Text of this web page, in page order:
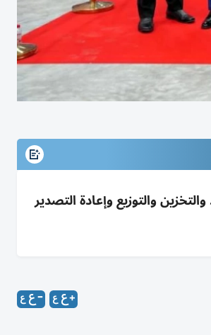
في جافزا بمساحة 12 ألف م² لتوحيد التوريد والتخزين والتوزيع وإعادة التصدير